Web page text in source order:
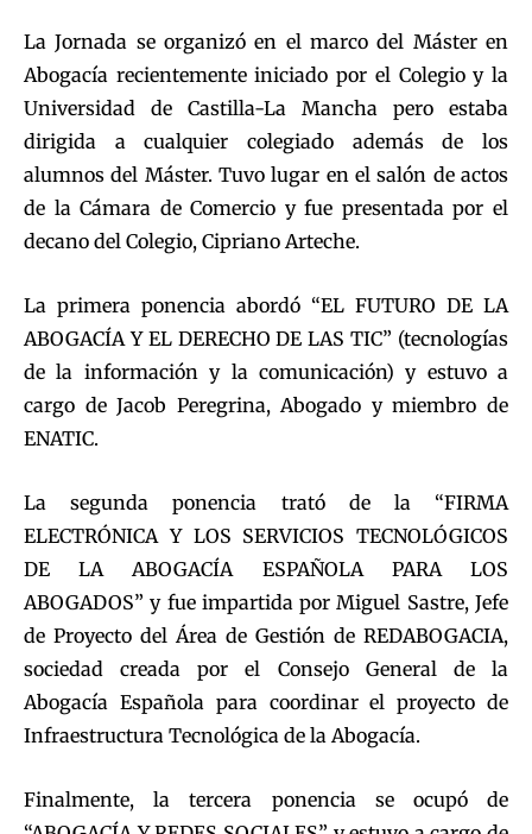
La Jornada se organizó en el marco del Máster en
Abogacía recientemente iniciado por el Colegio y la
Universidad de Castilla-La Mancha pero estaba
dirigida a cualquier colegiado además de los
alumnos del Máster. Tuvo lugar en el salón de actos
de la Cámara de Comercio y fue presentada por el
decano del Colegio, Cipriano Arteche.
La primera ponencia abordó “EL FUTURO DE LA
ABOGACÍA Y EL DERECHO DE LAS TIC” (tecnologías
de la información y la comunicación) y estuvo a
cargo de Jacob Peregrina, Abogado y miembro de
ENATIC.
La segunda ponencia trató de la “FIRMA
ELECTRÓNICA Y LOS SERVICIOS TECNOLÓGICOS
DE LA ABOGACÍA ESPAÑOLA PARA LOS
ABOGADOS” y fue impartida por Miguel Sastre, Jefe
de Proyecto del Área de Gestión de REDABOGACIA,
sociedad creada por el Consejo General de la
Abogacía Española para coordinar el proyecto de
Infraestructura Tecnológica de la Abogacía.
Finalmente, la tercera ponencia se ocupó de